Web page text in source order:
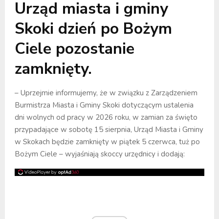
Urząd miasta i gminy
Skoki dzień po Bożym
Ciele pozostanie
zamknięty.
– Uprzejmie informujemy, że w związku z Zarządzeniem
Burmistrza Miasta i Gminy Skoki dotyczącym ustalenia
dni wolnych od pracy w 2026 roku, w zamian za święto
przypadające w sobotę 15 sierpnia, Urząd Miasta i Gminy
w Skokach będzie zamknięty w piątek 5 czerwca, tuż po
Bożym Ciele – wyjaśniają skoccy urzędnicy i dodają: